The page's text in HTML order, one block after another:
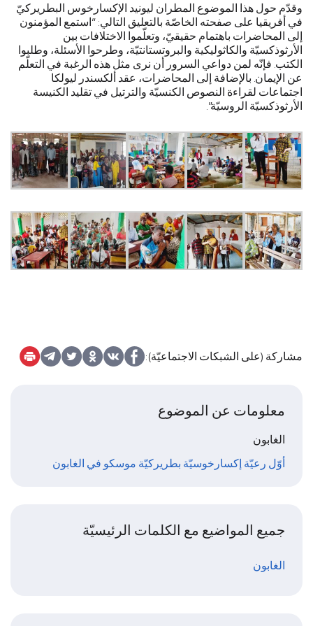
وقدّم حول هذا الموضوع المطران ليونيد الإكسارخوس البطريركيّ
في أفريقيا على صفحته الخاصّة بالتعليق التالي: “استمع المؤمنون
إلى المحاضرات باهتمام حقيقيّ، وتعلّموا الاختلافات بين
الأرثوذكسيّة والكاثوليكية والبروتستانتيّة، وطرحوا الأسئلة، وطلبوا
الكتب. فإنّه لمن دواعي السرور أن نرى مثل هذه الرغبة في التعلّم
عن الإيمان. بالإضافة إلى المحاضرات، عقد ألكسندر ليولكا
اجتماعات لقراءة النصوص الكنسيّة والترتيل في تقليد الكنيسة
الأرثوذكسيّة الروسيّة”.
مشاركة (على الشبكات الاجتماعيّة):
معلومات عن الموضوع
الغابون
أوّل رعيّة إكسارخوسيّة بطريركيّة موسكو في الغابون
جميع المواضيع مع الكلمات الرئيسيّة
الغابون